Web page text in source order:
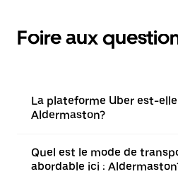
Foire aux
La plateforme Uber est-
Aldermaston?
Quel est le mode de
abordable ici :